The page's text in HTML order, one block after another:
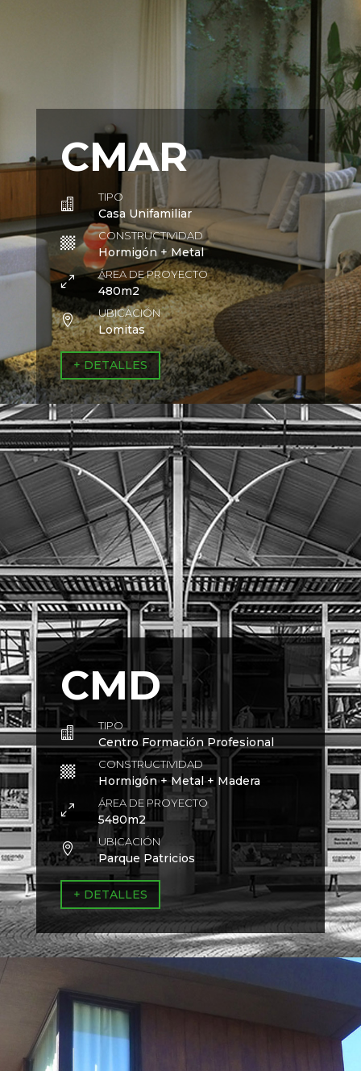
CMAR
 TIPO
Casa Unifamiliar

CONSTRUCTIVIDAD
Hormigón + Metal
0
ÁREA DE PROYECTO
480m2

UBICACIÓN
Lomitas
+ DETALLES
CMD
 TIPO
Centro Formación Profesional

CONSTRUCTIVIDAD
Hormigón + Metal + Madera
0
ÁREA DE PROYECTO
5480m2

UBICACIÓN
Parque Patricios
+ DETALLES